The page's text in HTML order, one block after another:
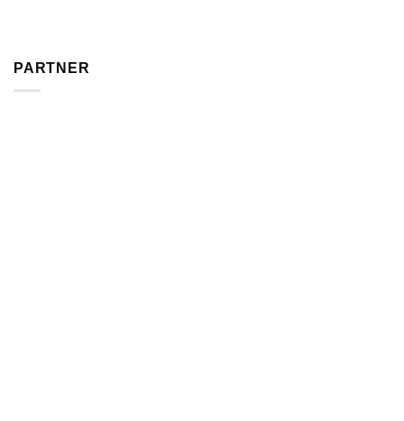
PARTNER